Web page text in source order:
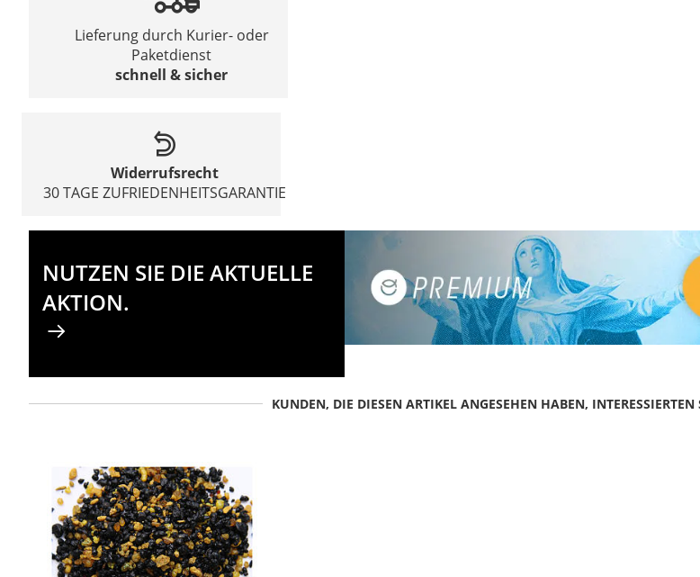
Lieferung durch Kurier- oder
Paketdienst
schnell & sicher
Widerrufsrecht
30 TAGE ZUFRIEDENHEITSGARANTIE
NUTZEN SIE DIE AKTUELLE
AKTION.
KUNDEN, DIE DIESEN ARTIKEL ANGESEHEN HABEN,